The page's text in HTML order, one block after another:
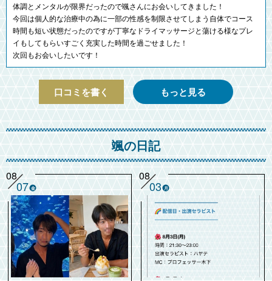
体調とメンタルが限界だったので颯さんにお会いしてきました！
今回は個人的な治療中の為に一部の性感を制限させてしまう自体でコース
時間も短い状態だったのですが丁寧なドライマッサージと蕩ける様なプレ
イもしてもらいすごく充実した時間を過ごせました！
次回もお会いしたいです！
口コミを書く もっと見る
颯の日記
08
07 金
08
03 月